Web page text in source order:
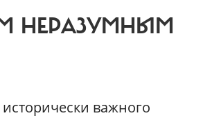
НЕРАЗУМНЫМ
важного